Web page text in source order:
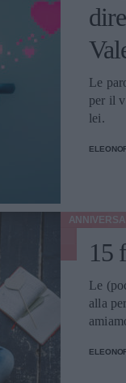
Le
per il
lei.
15
Le
alla